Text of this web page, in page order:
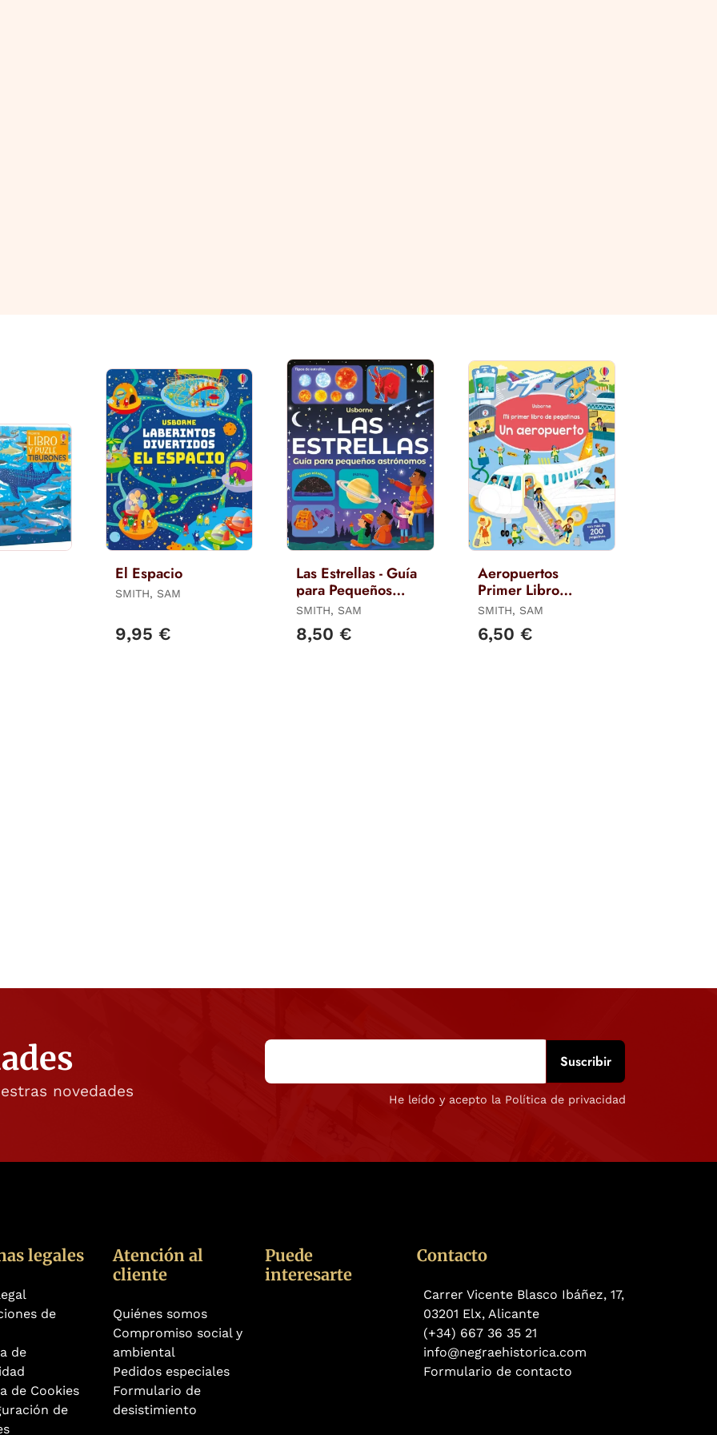
El Espacio
SMITH, SAM
9,95 €
Las Estrellas - Guía
para Pequeños
Astrónomos
SMITH, SAM
8,50 €
Aeropuertos
Primer Libro
Pegatinas
SMITH, SAM
6,50 €
novedades He leído y acepto la Política de privacidad
legales
de
de
de Cookies
de
Atención al
cliente
Quiénes somos
Compromiso social y
ambiental
Pedidos especiales
Formulario de
desistimiento
Puede
interesarte
Contacto
Carrer Vicente Blasco Ibáñez, 17,
03201 Elx, Alicante
(+34) 667 36 35 21
info@negraehistorica.com
Formulario de contacto